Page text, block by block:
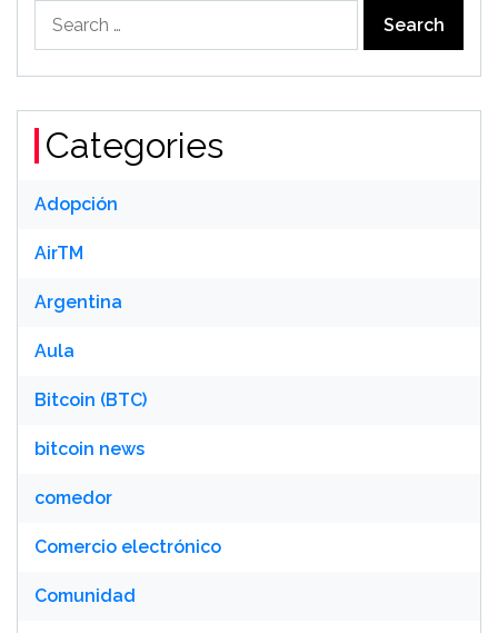
Categories
Adopción
AirTM
Argentina
Aula
Bitcoin (BTC)
bitcoin news
comedor
Comercio electrónico
Comunidad